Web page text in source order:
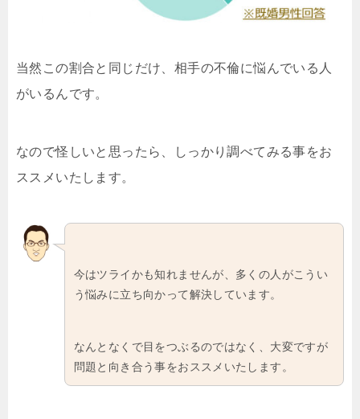
当然この割合と同じだけ、相手の不倫に悩んでいる人
がいるんです。
なので怪しいと思ったら、しっかり調べてみる事をお
ススメいたします。
今はツライかも知れませんが、多くの人がこうい
う悩みに立ち向かって解決しています。
なんとなくで目をつぶるのではなく、大変ですが
問題と向き合う事をおススメいたします。